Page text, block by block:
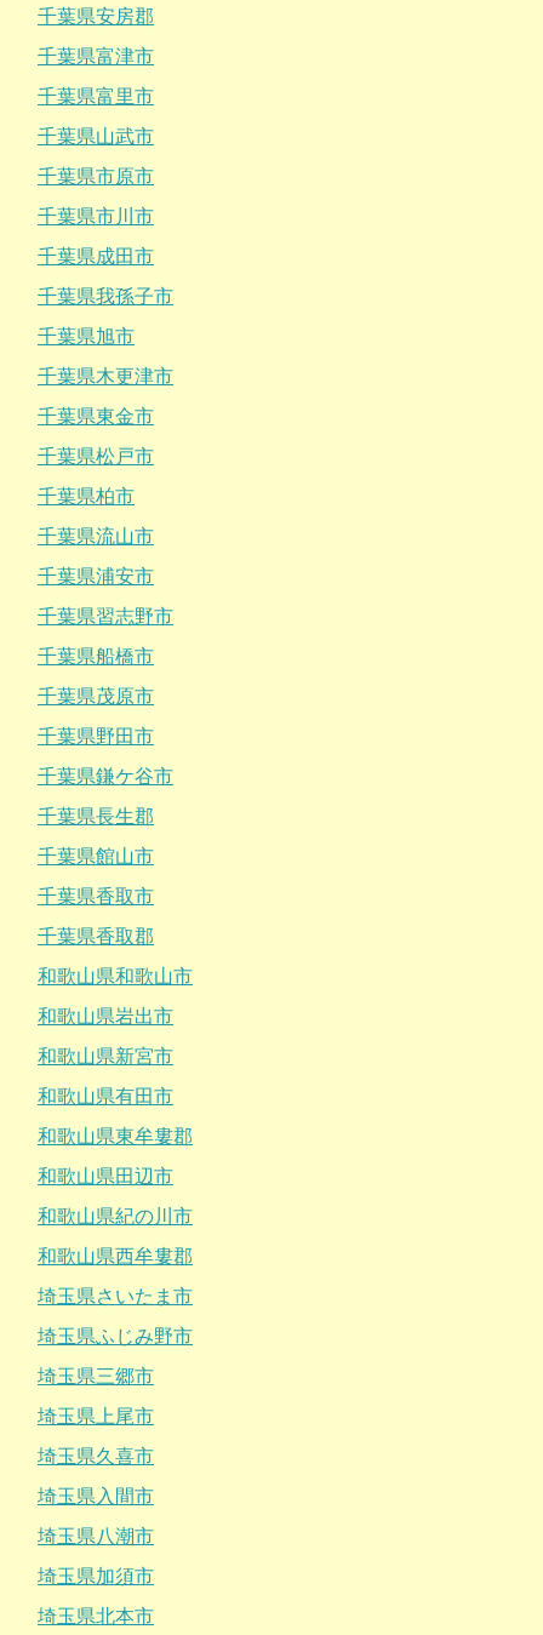
千葉県安房郡
千葉県富津市
千葉県富里市
千葉県山武市
千葉県市原市
千葉県市川市
千葉県成田市
千葉県我孫子市
千葉県旭市
千葉県木更津市
千葉県東金市
千葉県松戸市
千葉県柏市
千葉県流山市
千葉県浦安市
千葉県習志野市
千葉県船橋市
千葉県茂原市
千葉県野田市
千葉県鎌ケ谷市
千葉県長生郡
千葉県館山市
千葉県香取市
千葉県香取郡
和歌山県和歌山市
和歌山県岩出市
和歌山県新宮市
和歌山県有田市
和歌山県東牟婁郡
和歌山県田辺市
和歌山県紀の川市
和歌山県西牟婁郡
埼玉県さいたま市
埼玉県ふじみ野市
埼玉県三郷市
埼玉県上尾市
埼玉県久喜市
埼玉県入間市
埼玉県八潮市
埼玉県加須市
埼玉県北本市